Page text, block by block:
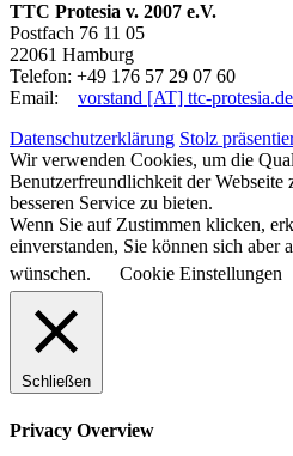
TTC Protesia v. 2007 e.V.
Postfach 76 11 05
22061 Hamburg
Telefon: +49 176 57 29 07 60
Email: vorstand [AT] ttc-protesia.de
Datenschutzerklärung Stolz
Wir verwenden Cookies, um die
Benutzerfreundlichkeit der Webseite
besseren Service zu bieten.
Wenn Sie auf Zustimmen klicken,
einverstanden, Sie können sich aber
wünschen.
Cookie Einstellungen
Schließen
Privacy Overview